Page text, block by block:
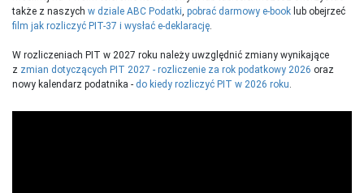
także z naszych w dziale ABC Podatki, pobrać darmowy e-book lub obejrzeć
film jak rozliczyć PIT-37 i wysłać e-deklarację.
W rozliczeniach PIT w 2027 roku należy uwzględnić zmiany wynikające
z zmian dotyczących PIT 2027 - rozliczenie za rok podatkowy 2026 oraz
nowy kalendarz podatnika - do kiedy rozliczyć PIT w 2026 roku.